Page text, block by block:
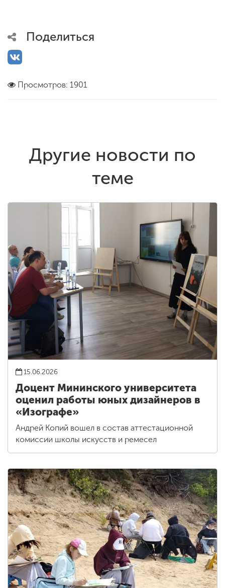
Поделиться
Просмотров: 1901
Другие новости по
теме
15.06.2026
Доцент Мининского университета
оценил работы юных дизайнеров в
«Изографе»
Андрей Копий вошел в состав аттестационной
комиссии школы искусств и ремесел